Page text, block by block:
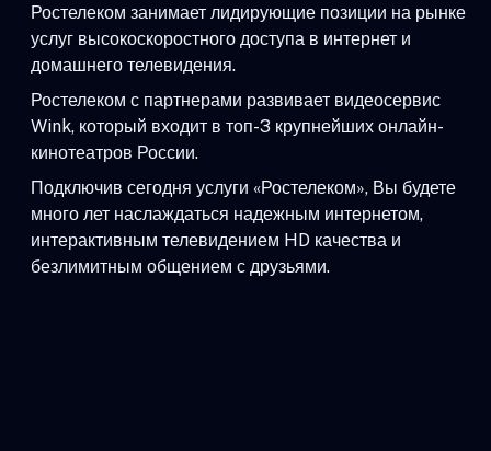
Ростелеком занимает лидирующие позиции на рынке
услуг высокоскоростного доступа в интернет и
домашнего телевидения.
Ростелеком с партнерами развивает видеосервис
Wink, который входит в топ-3 крупнейших онлайн-
кинотеатров России.
Подключив сегодня услуги «Ростелеком», Вы будете
много лет наслаждаться надежным интернетом,
интерактивным телевидением HD качества и
безлимитным общением с друзьями.